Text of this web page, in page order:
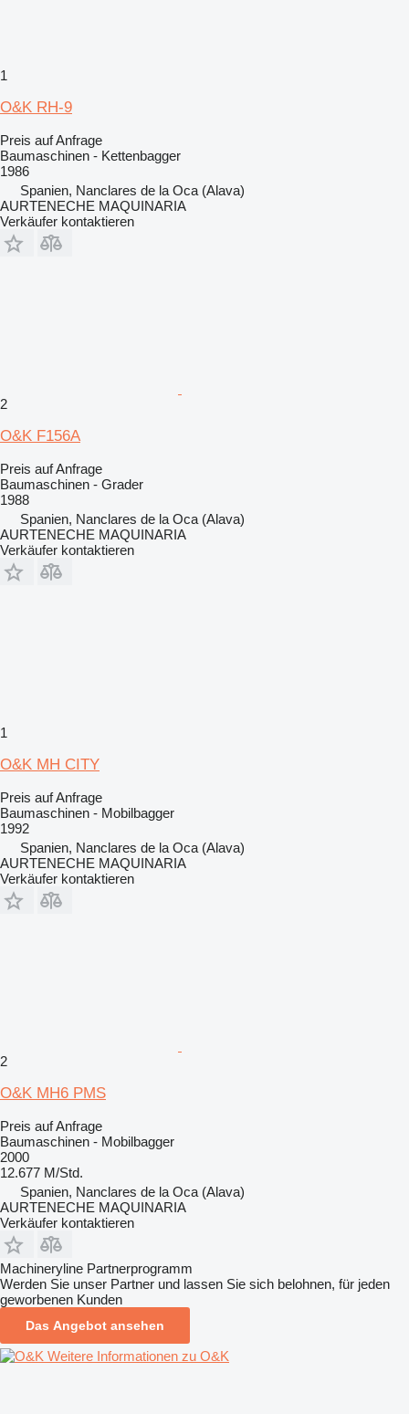
1
O&K RH-9
Preis auf Anfrage
Baumaschinen - Kettenbagger
1986
Spanien, Nanclares de la Oca (Alava)
AURTENECHE MAQUINARIA
Verkäufer kontaktieren
2
O&K F156A
Preis auf Anfrage
Baumaschinen - Grader
1988
Spanien, Nanclares de la Oca (Alava)
AURTENECHE MAQUINARIA
Verkäufer kontaktieren
1
O&K MH CITY
Preis auf Anfrage
Baumaschinen - Mobilbagger
1992
Spanien, Nanclares de la Oca (Alava)
AURTENECHE MAQUINARIA
Verkäufer kontaktieren
2
O&K MH6 PMS
Preis auf Anfrage
Baumaschinen - Mobilbagger
2000
12.677 M/Std.
Spanien, Nanclares de la Oca (Alava)
AURTENECHE MAQUINARIA
Verkäufer kontaktieren
Machineryline Partnerprogramm
Werden Sie unser Partner und lassen Sie sich belohnen, für jeden
geworbenen Kunden
Das Angebot ansehen
Weitere Informationen zu O&K